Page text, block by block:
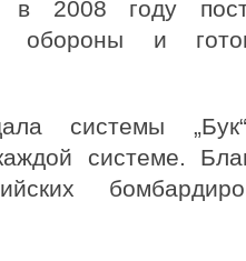
в 2008 году
обороны и
системы
системе.